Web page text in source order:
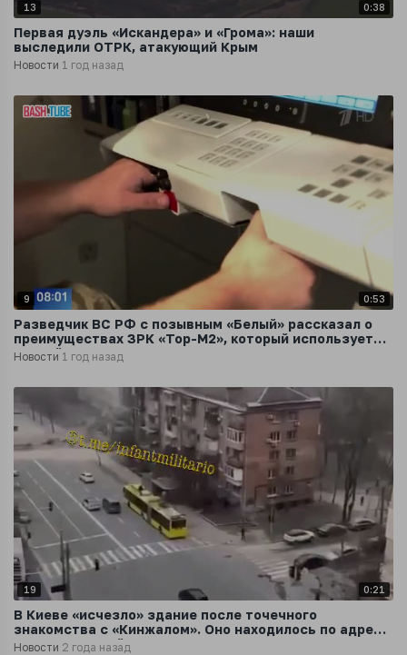
13 0:38
Первая дуэль «Искандера» и «Грома»: наши
выследили ОТРК, атакующий Крым
Новости 1 год назад
9 0:53
Разведчик ВС РФ с позывным «Белый» рассказал о
преимуществах ЗРК «Тор-М2», который используется
российскими военными
Новости 1 год назад
19 0:21
В Киеве «исчезло» здание после точечного
знакомства с «Кинжалом». Оно находилось по адресу
ул. Михаила Бойчука, 32
Новости 2 года назад